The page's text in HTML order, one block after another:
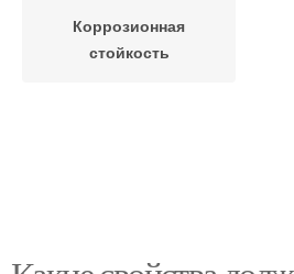
Коррозионная
стойкость